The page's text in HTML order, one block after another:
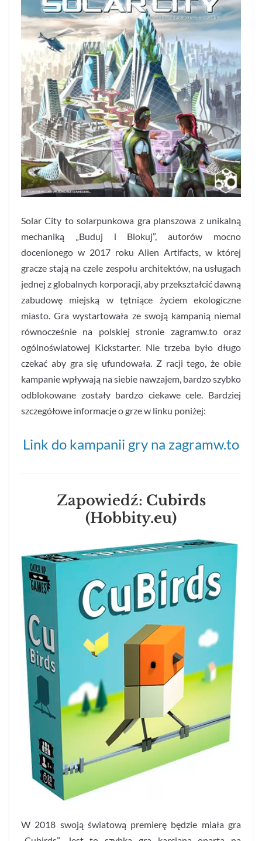
Solar City to solarpunkowa gra planszowa z unikalną
mechaniką „Buduj i Blokuj”, autorów mocno
docenionego w 2017 roku Alien Artifacts, w której
gracze stają na czele zespołu architektów, na usługach
jednej z globalnych korporacji, aby przekształcić dawną
zabudowę miejską w tętniące życiem ekologiczne
miasto. Gra wystartowała ze swoją kampanią niemal
równocześnie na polskiej stronie zagramw.to oraz
ogólnoświatowej Kickstarter. Nie trzeba było długo
czekać aby gra się ufundowała. Z racji tego, że obie
kampanie wpływają na siebie nawzajem, bardzo szybko
odblokowane zostały bardzo ciekawe cele. Bardziej
szczegółowe informacje o grze w linku poniżej:
Link do kampanii gry na zagramw.to
Zapowiedź: Cubirds
(Hobbity.eu)
W 2018 swoją światową premierę będzie miała gra